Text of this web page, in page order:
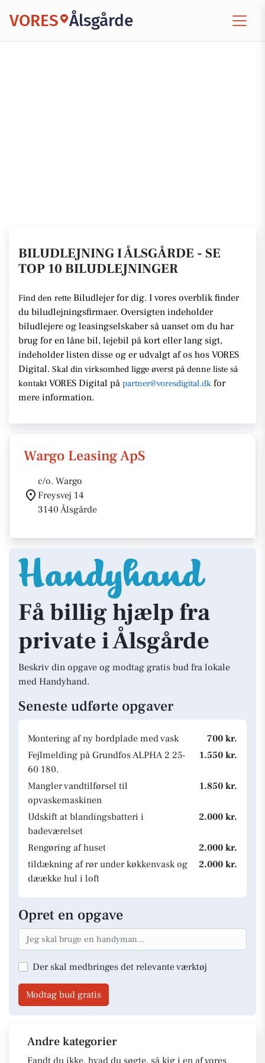
VORES Ålsgårde
BILUDLEJNING I ÅLSGÅRDE - SE
TOP 10 BILUDLEJNINGER
Find den rette Biludlejer for dig. I vores overblik finder
du biludlejningsfirmaer. Oversigten indeholder
biludlejere og leasingselskaber så uanset om du har
brug for en låne bil, lejebil på kort eller lang sigt,
indeholder listen disse og er udvalgt af os hos VORES
Digital. Skal din virksomhed ligge øverst på denne liste så
kontakt VORES Digital på partner@voresdigital.dk for
mere information.
Wargo Leasing ApS
c/o. Wargo
Freysvej 14
3140 Ålsgårde
Få billig hjælp fra
private i Ålsgårde
Beskriv din opgave og modtag gratis bud fra lokale
med Handyhand.
Seneste udførte opgaver
Montering af ny bordplade med vask
700 kr.
Fejlmelding på Grundfos ALPHA 2 25-
60 180.
1.550 kr.
Mangler vandtilførsel til
opvaskemaskinen
1.850 kr.
Udskift at blandingsbatteri i
badeværelset
2.000 kr.
Rengøring af huset
2.000 kr.
tildækning af rør under køkkenvask og
dæække hul i loft
2.000 kr.
Opret en opgave
Der skal medbringes det relevante værktøj
Modtag bud gratis
Andre kategorier
Fandt du ikke, hvad du søgte, så kig i en af vores